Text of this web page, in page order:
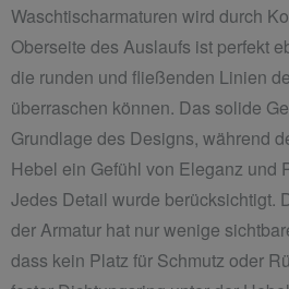
Waschtischarmaturen wird durch
Oberseite des Auslaufs ist perfekt
die runden und fließenden Linien
überraschen können. Das solide
Grundlage des Designs, während
Hebel ein Gefühl von Eleganz und
Jedes Detail wurde berücksichtigt.
der Armatur hat nur wenige
dass kein Platz für Schmutz oder